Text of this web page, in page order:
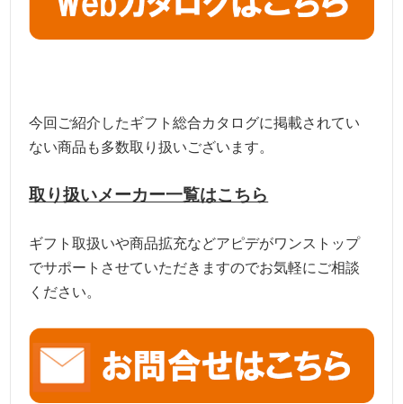
今回ご紹介したギフト総合カタログに掲載されてい
ない商品も多数取り扱いございます。
取り扱いメーカー一覧はこちら
ギフト取扱いや商品拡充などアピデがワンストップ
でサポートさせていただきますのでお気軽にご相談
ください。